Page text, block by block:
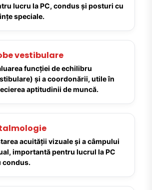
lucru la PC, condus și posturi cu
speciale.
vestibulare
funcției de echilibru
și a coordonării, utile în
aptitudinii de muncă.
acuității vizuale și a câmpului
importantă pentru lucrul la PC
condus.